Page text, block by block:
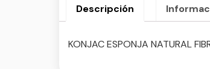
Descripción
KONJAC ESPONJA NATURAL